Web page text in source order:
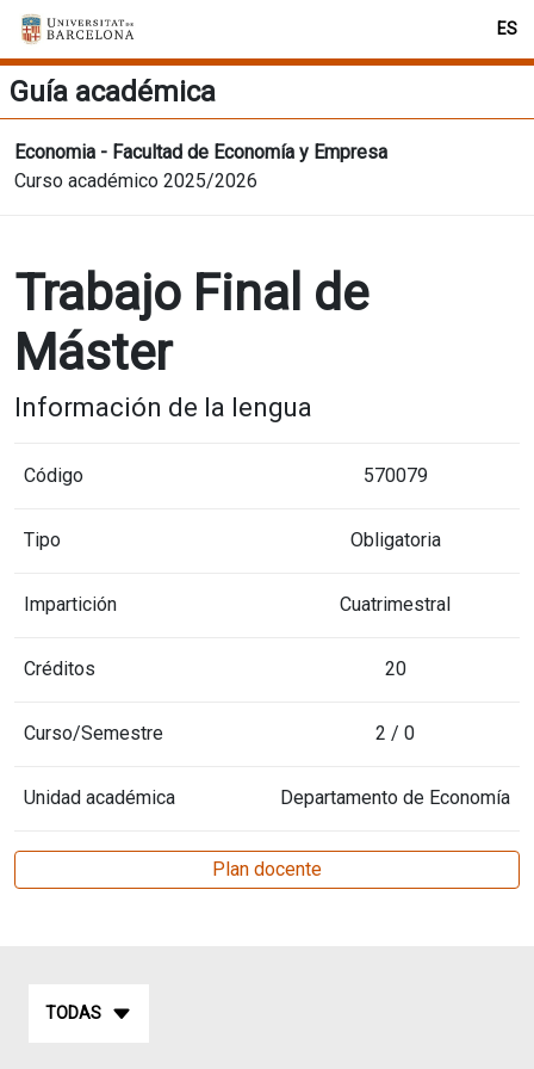
ES
Guía académica
Economia - Facultad de Economía y Empresa
Curso académico 2025/2026
Trabajo Final de
Máster
Información de la lengua
Código 570079
Tipo Obligatoria
Impartición Cuatrimestral
Créditos 20
Curso/Semestre 2 / 0
Unidad académica Departamento de Economía
Plan docente
TODAS